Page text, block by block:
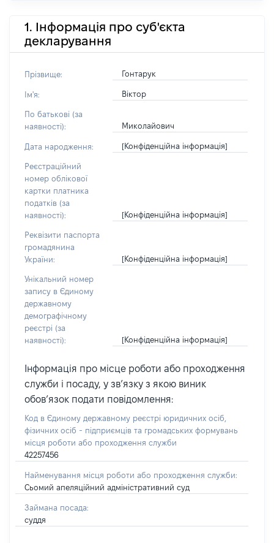
1. Інформація про суб'єкта
декларування
Прізвище: Гонтарук
Ім'я: Віктор
По батькові (за
наявності):
Миколайович
Дата народження: [Конфіденційна інформація]
Реєстраційний
номер облікової
картки платника
податків (за
наявності):
[Конфіденційна інформація]
Реквізити паспорта
громадянина
України:
[Конфіденційна інформація]
Унікальний номер
запису в Єдиному
державному
демографічному
реєстрі (за
наявності):
[Конфіденційна інформація]
Інформація про місце роботи або проходження
служби і посаду, у зв’язку з якою виник
обов’язок подати повідомлення:
Код в Єдиному державному реєстрі юридичних осіб,
фізичних осіб - підприємців та громадських формувань
місця роботи або проходження служби
42257456
Найменування місця роботи або проходження служби:
Сьомий апеляційний адміністративний суд
Займана посада:
суддя